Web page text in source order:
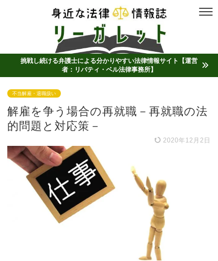
挑戦し続ける弁護士による分かりやすい法律情報サイト【運営
者：リバティ・ベル法律事務所】
不当解雇・退職扱い
解雇を争う場合の再就職－再就職の法
的問題と対応策－
2020年12月2日